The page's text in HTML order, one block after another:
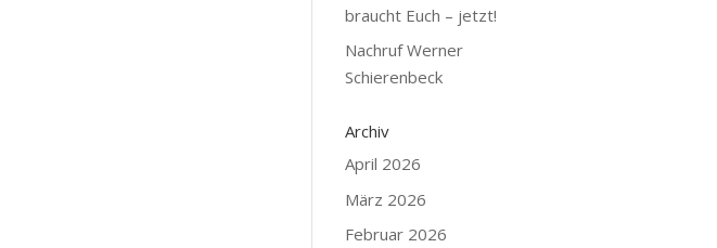
braucht Euch – jetzt!
Nachruf Werner
Schierenbeck
Archiv
April 2026
März 2026
Februar 2026